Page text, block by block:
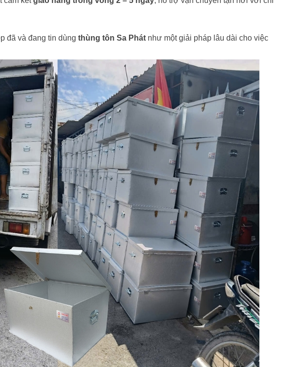
đã và đang tin dùng thùng tôn Sa Phátnhư một giải pháp lâu dài cho việc